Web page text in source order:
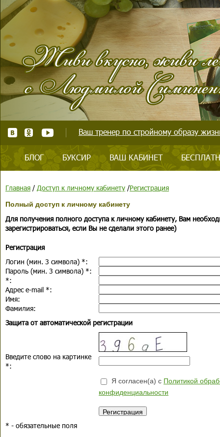
Ваш тренер по стройному образу
БЛОГ БУКСИР ВАШ КАБИНЕТ
Главная / Доступ к личному кабинету /Регистрация
Полный доступ к личному кабинету
Для получения полного доступа к личному кабинету, Вам
зарегистрироваться, если Вы не сделали этого ранее)
Регистрация
Логин (мин. 3 символа) *:
Пароль (мин. 3 символа) *:
*:
Адрес e-mail *:
Имя:
Фамилия:
Защита от автоматической регистрации
Введите слово на картинке
*:
Я согласен(а) с Политикой
конфиденциальности
* - обязательные поля